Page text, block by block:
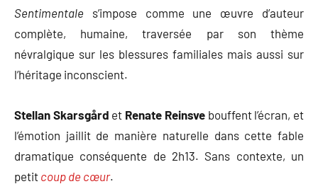
Sentimentale s’impose comme une œuvre d’auteur
complète, humaine, traversée par son thème
névralgique sur les blessures familiales mais aussi sur
l’héritage inconscient.
Stellan Skarsgård et Renate Reinsvebouffent l’écran, et
l’émotion jaillit de manière naturelle dans cette fable
dramatique conséquente de 2h13. Sans contexte, un
petit coup de cœur.